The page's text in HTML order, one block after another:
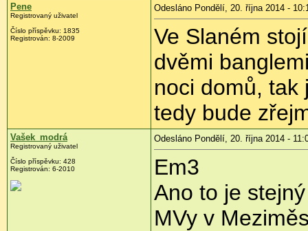
Pene
Registrovaný uživatel
Číslo příspěvku: 1835
Registrován: 8-2009
Odesláno Pondělí, 20. října 2014 -
Ve Slaném
dvěmi
noci domů, tak
tedy bude
Vašek_modrá
Registrovaný uživatel
Číslo příspěvku: 428
Registrován: 6-2010
Odesláno Pondělí, 20. října 2014 -
Em3
Ano to je
MVy v